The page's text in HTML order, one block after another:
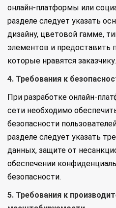
онлайн-платформы или
разделе следует указать
дизайну, цветовой гамме,
элементов и предоставить
которые нравятся заказчику.
4. Требования к
При разработке онлайн-
сети необходимо
безопасности
разделе следует указать
данных, защите от
обеспечении
безопасности.
5. Требования к